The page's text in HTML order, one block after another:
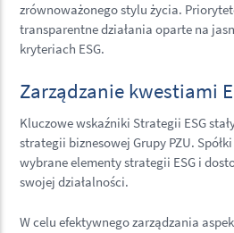
zrównoważonego stylu życia.
transparentne działania oparte na
kryteriach ESG.
Zarządzanie kwestiami
Kluczowe wskaźniki Strategii ESG
strategii biznesowej Grupy PZU.
wybrane elementy strategii ESG i
swojej działalności.
W celu efektywnego zarządzania